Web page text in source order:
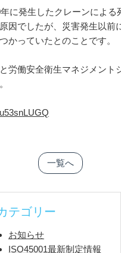
に発生したクレーンによる
因でしたが、災害発生以前
かっていたとのことです。
労働安全衛生マネジメント
一覧へ
テゴリー
お知らせ
ISO45001最新制定情報